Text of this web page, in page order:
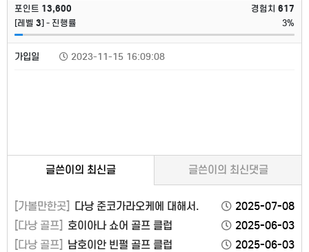
포인트 13,600 경험치 617
[레벨 3] - 진행률 3%
가입일 2023-11-15 16:09:08
글쓴이의 최신글 글쓴이의 최신댓글
[가볼만한곳] 다낭 준코가라오케에 대해서.
2025-07-08
[다낭 골프] 호이아나 쇼어 골프 클럽
2025-06-03
[다낭 골프] 남호이안 빈펄 골프 클럽
2025-06-03